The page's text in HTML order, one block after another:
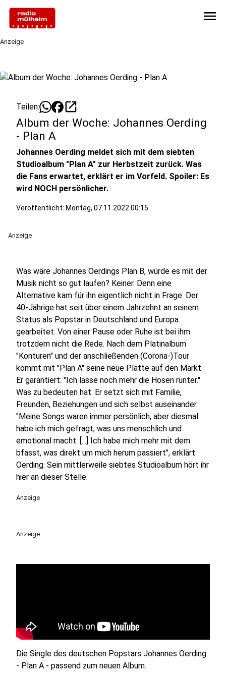
menu
Anzeige
Teilen: open_in_new
Album der Woche: Johannes Oerding
- Plan A
Johannes Oerding meldet sich mit dem siebten
Studioalbum "Plan A" zur Herbstzeit zurück. Was
die Fans erwartet, erklärt er im Vorfeld. Spoiler: Es
wird NOCH persönlicher.
Veröffentlicht: Montag, 07.11.2022 00:15
Anzeige
Was wäre Johannes Oerdings Plan B, würde es mit der
Musik nicht so gut laufen? Keiner. Denn eine
Alternative kam für ihn eigentlich nicht in Frage. Der
40-Jährige hat seit über einem Jahrzehnt an seinem
Status als Popstar in Deutschland und Europa
gearbeitet. Von einer Pause oder Ruhe ist bei ihm
trotzdem nicht die Rede. Nach dem Platinalbum
"Konturen" und der anschließenden (Corona-)Tour
kommt mit "Plan A" seine neue Platte auf den Markt.
Er garantiert: "Ich lasse noch mehr die Hosen runter."
Was zu bedeuten hat: Er setzt sich mit Familie,
Freunden, Beziehungen und sich selbst auseinander.
"Meine Songs waren immer persönlich, aber diesmal
habe ich mich gefragt, was uns menschlich und
emotional macht. [...] Ich habe mich mehr mit dem
bfasst, was direkt um mich herum passiert", erklärt
Oerding. Sein mittlerweile siebtes Studioalbum hört ihr
hier an dieser Stelle.
Anzeige
Anzeige
Die Single des deutschen Popstars Johannes Oerding
- Plan A - passend zum neuen Album.